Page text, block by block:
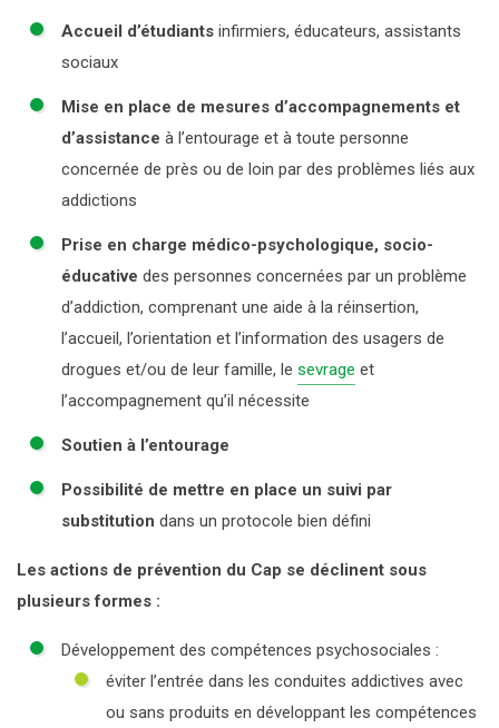
Accueil d’étudiants infirmiers, éducateurs, assistants
sociaux
Mise en place de mesures d’accompagnements et
d’assistance à l’entourage et à toute personne
concernée de près ou de loin par des problèmes liés aux
addictions
Prise en charge médico-psychologique, socio-
éducative des personnes concernées par un problème
d’addiction, comprenant une aide à la réinsertion,
l’accueil, l’orientation et l’information des usagers de
drogues et/ou de leur famille, le sevrage et
l’accompagnement qu’il nécessite
Soutien à l’entourage
Possibilité de mettre en place un suivi par
substitution dans un protocole bien défini
Les actions de prévention du Cap se déclinent sous
plusieurs formes :
Développement des compétences psychosociales :
éviter l’entrée dans les conduites addictives avec
ou sans produits en développant les compétences